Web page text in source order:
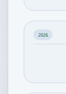
2026